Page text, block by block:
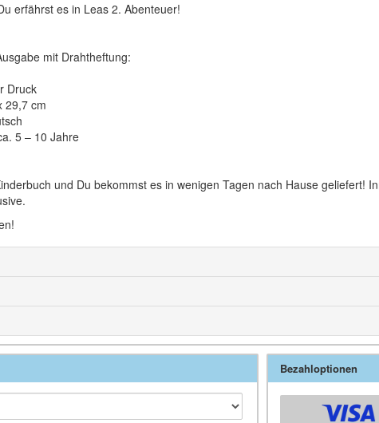
erfährst es in Leas 2. Abenteuer!
mit Drahtheftung:
Druck
29,7 cm
5 – 10 Jahre
und Du bekommst es in wenigen Tagen nach Hause geliefert!
Bezahloptionen